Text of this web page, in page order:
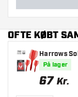
OFTE KØBT
Harrows
På lager
67 Kr.